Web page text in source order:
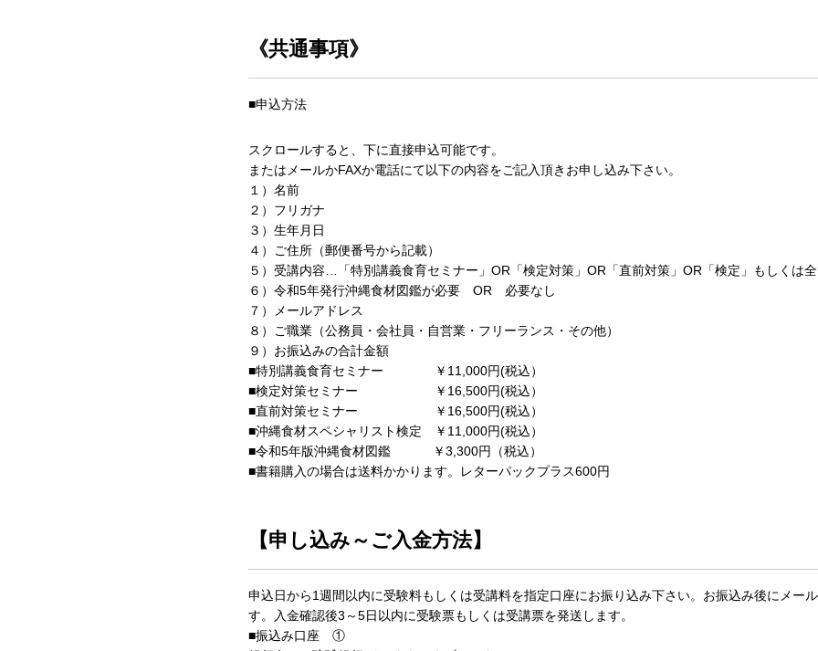
《共通事項》
■申込方法
スクロールすると、下に直接申込可能です。
またはメールかFAXか電話にて以下の内容をご記入頂きお申し込み下さい。
１）名前
２）フリガナ
３）生年月日
４）ご住所（郵便番号から記載）
５）受講内容…「特別講義食育セミナー」OR「検定対策」OR「直前対策」OR「検定」もしくは
６）令和5年発行沖縄食材図鑑が必要 OR 必要なし
７）メールアドレス
８）ご職業（公務員・会社員・自営業・フリーランス・その他）
９）お振込みの合計金額
■特別講義食育セミナー ￥11,000円(税込）
■検定対策セミナー ￥16,500円(税込）
■直前対策セミナー ￥16,500円(税込）
■沖縄食材スペシャリスト検定 ￥11,000円(税込）
■令和5年版沖縄食材図鑑 ￥3,300円（税込）
■書籍購入の場合は送料かかります。レターパックプラス600円
【申し込み～ご入金方法】
申込日から1週間以内に受験料もしくは受講料を指定口座にお振り込み下さい。お振込み後にメー
す。入金確認後3～5日以内に受験票もしくは受講票を発送します。
■振込み口座 ①